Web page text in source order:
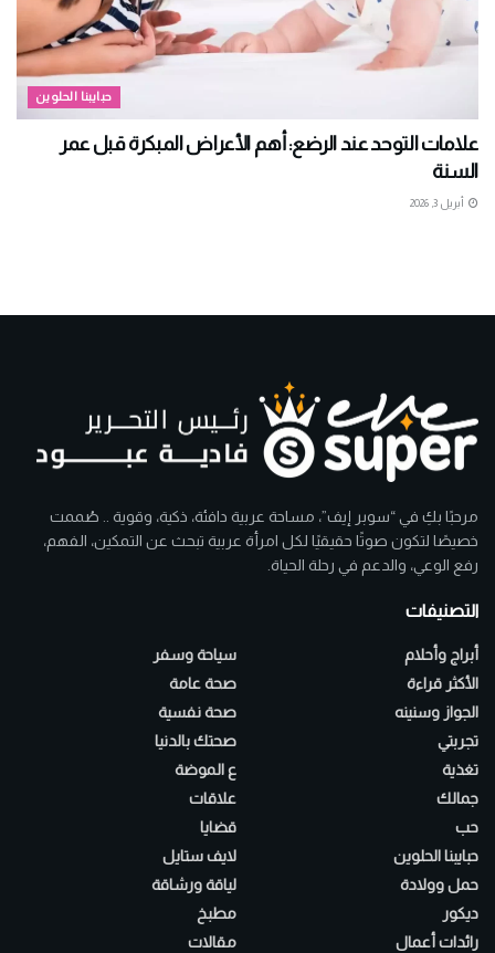
حبايبنا الحلوين
علامات التوحد عند الرضع: أهم الأعراض المبكرة قبل عمر
السنة
أبريل 3, 2026
مرحبًا بكِ في “سوبر إيف”، مساحة عربية دافئة، ذكية، وقوية .. صُممت
خصيصًا لتكون صوتًا حقيقيًا لكل امرأة عربية تبحث عن التمكين، الفهم،
رفع الوعي، والدعم في رحلة الحياة.
التصنيفات
أبراج وأحلام
الأكثر قراءة
الجواز وسنينه
تجربتي
تغذية
جمالك
حب
حبايبنا الحلوين
حمل وولادة
ديكور
رائدات أعمال
سياحة وسفر
صحة عامة
صحة نفسية
صحتك بالدنيا
ع الموضة
علاقات
قضايا
لايف ستايل
لياقة ورشاقة
مطبخ
مقالات